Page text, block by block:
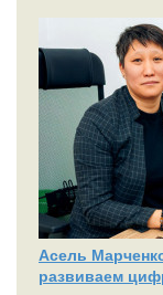
Асель
развиваем